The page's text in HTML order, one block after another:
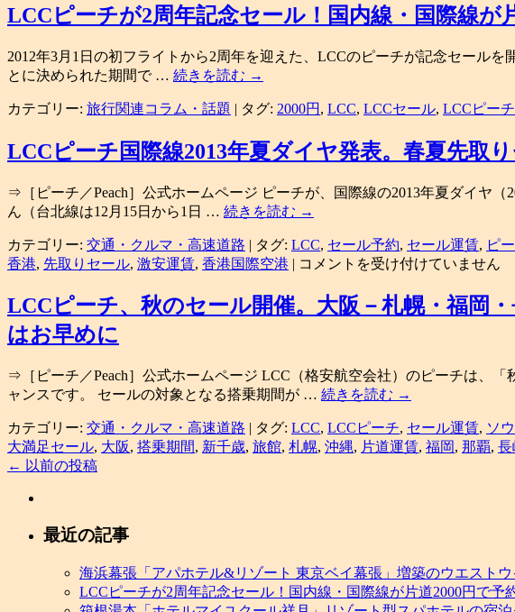
LCCピーチが2周年記念セール！国内線・国際線が
2012年3月1日の初フライトから2周年を迎えた、LCCのピーチが記念セール
とに決められた期間で … 続きを読む →
カテゴリー: 旅行関連コラム・話題 | タグ: 2000円 , LCC, LCCセール, LCCピーチ
LCCピーチ国際線2013年夏ダイヤ発表。春夏先取
⇒［ピーチ／Peach］公式ホームページ ピーチが、国際線の2013年夏ダイヤ
ん（台北線は12月15日から1日 … 続きを読む →
カテゴリー: 交通・クルマ・高速道路 | タグ: LCC, セール予約, セール運賃, ピ
香港, 先取りセール, 激安運賃, 香港国際空港 | LCC
チ
線
2013
夏
ダ
先
取
コメントを受け付けていません
LCCピーチ、秋のセール開催。大阪－札幌・福岡
はお早めに
⇒［ピーチ／Peach］公式ホームページ LCC（格安航空会社）のピーチは、
ャンスです。 セールの対象となる搭乗期間が … 続きを読む →
カテゴリー: 交通・クルマ・高速道路 | タグ: LCC, LCCピーチ, セール運賃, ソ
大満足セール, 大阪, 搭乗期間, 新千歳, 旅館, 札幌, 沖縄, 片道運賃, 福岡, 那覇, 長
← 以前の投稿
最近の記事
海浜幕張「アパホテル&リゾート 東京ベイ幕張」増築のウエスト
LCCピーチが2周年記念セール！国内線・国際線が片道2000円で予